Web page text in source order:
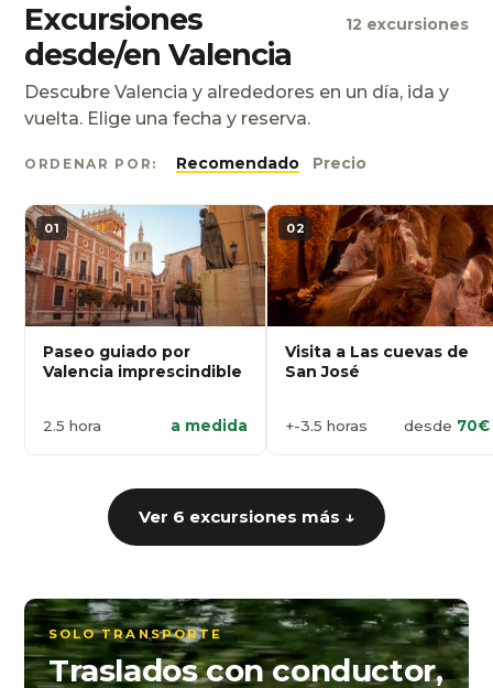
Excursiones
desde/en Valencia
12 excursiones
Descubre Valencia y alrededores en un día, ida y
vuelta. Elige una fecha y reserva.
ORDENAR POR: Recomendado Precio
01
Paseo guiado por
Valencia imprescindible
2.5 hora a medida
02
Visita a Las cuevas de
San José
+-3.5 horas desde 70€
Ver 6 excursiones más ↓
SOLO TRANSPORTE
Traslados con conductor,